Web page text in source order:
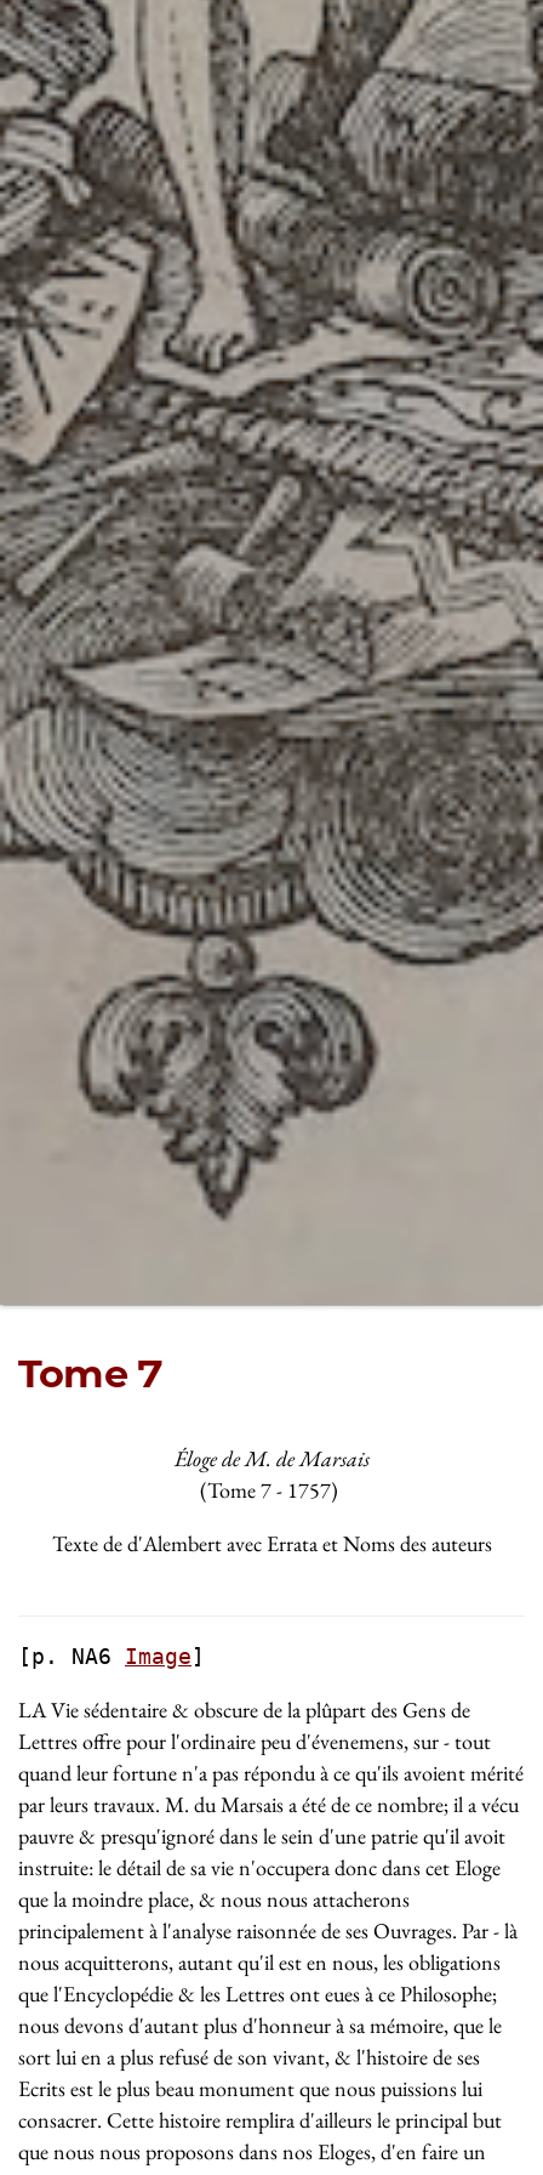
Tome 7
Éloge de M. de Marsais
(Tome 7 - 1757)
Texte de d'Alembert avec Errata et Noms des auteurs
[p. NA6 Image]
LA Vie sédentaire & obscure de la plûpart des Gens de
Lettres offre pour l'ordinaire peu d'évenemens, sur - tout
quand leur fortune n'a pas répondu à ce qu'ils avoient mérité
par leurs travaux. M. du Marsais a été de ce nombre; il a vécu
pauvre & presqu'ignoré dans le sein d'une patrie qu'il avoit
instruite: le détail de sa vie n'occupera donc dans cet Eloge
que la moindre place, & nous nous attacherons
principalement à l'analyse raisonnée de ses Ouvrages. Par - là
nous acquitterons, autant qu'il est en nous, les obligations
que l'Encyclopédie & les Lettres ont eues à ce Philosophe;
nous devons d'autant plus d'honneur à sa mémoire, que le
sort lui en a plus refusé de son vivant, & l'histoire de ses
Ecrits est le plus beau monument que nous puissions lui
consacrer. Cette histoire remplira d'ailleurs le principal but
que nous nous proposons dans nos Eloges, d'en faire un